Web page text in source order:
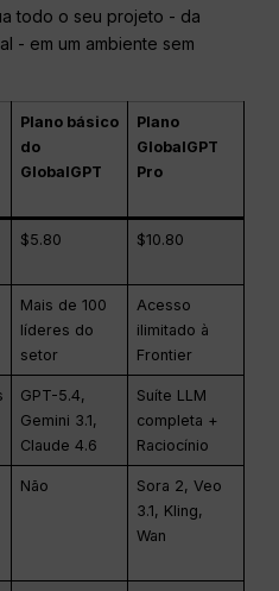
todo o seu projeto - da
- em um ambiente sem
Plano básico
do
GlobalGPT
Plano
GlobalGPT
Pro
$5.80 $10.80
Mais de 100
líderes do
setor
Acesso
ilimitado à
Frontier
GPT-5.4,
Gemini 3.1,
Claude 4.6
Suíte LLM
completa +
Raciocínio
Não
Sora 2, Veo
3.1, Kling,
Wan